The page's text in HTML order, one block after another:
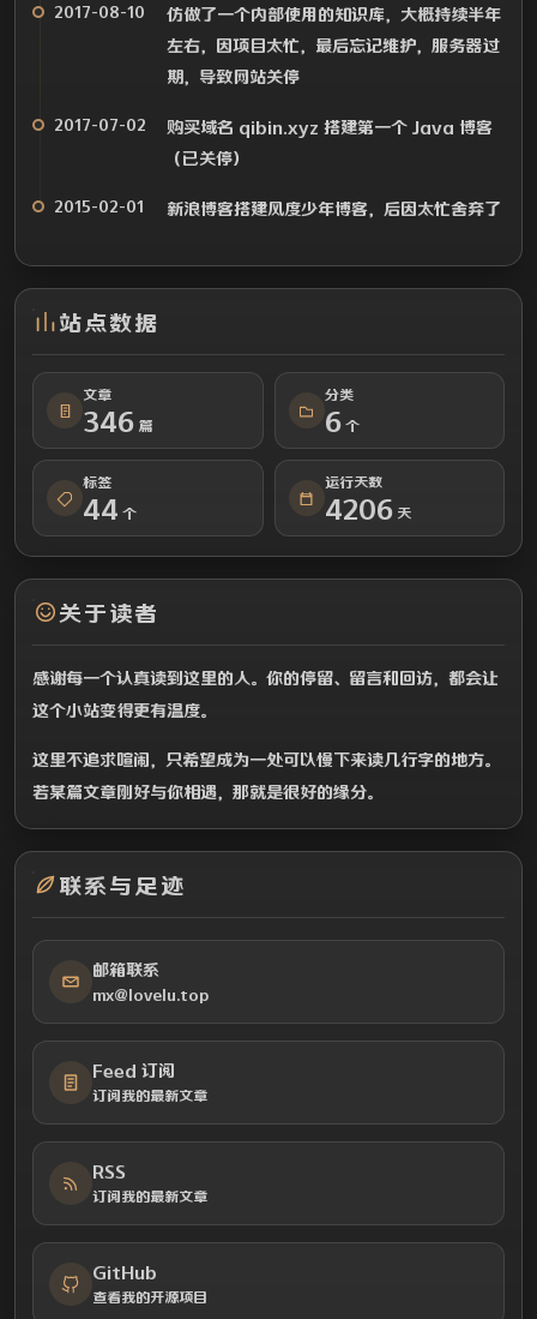
2017-08-10
仿做了一个内部使用的知识库，大概持续半年
左右，因项目太忙，最后忘记维护，服务器过
期，导致网站关停
2017-07-02
购买域名 qibin.xyz 搭建第一个 Java 博客
（已关停）
2015-02-01 新浪博客搭建风度少年博客，后因太忙舍弃了
站点数据
文章
346 篇
分类
6 个
标签
44 个
运行天数
4206 天
关于读者
感谢每一个认真读到这里的人。你的停留、留言和回访，都会让
这个小站变得更有温度。
这里不追求喧闹，只希望成为一处可以慢下来读几行字的地方。
若某篇文章刚好与你相遇，那就是很好的缘分。
联系与足迹
邮箱联系
mx@lovelu.top
Feed 订阅
订阅我的最新文章
RSS
订阅我的最新文章
GitHub
查看我的开源项目